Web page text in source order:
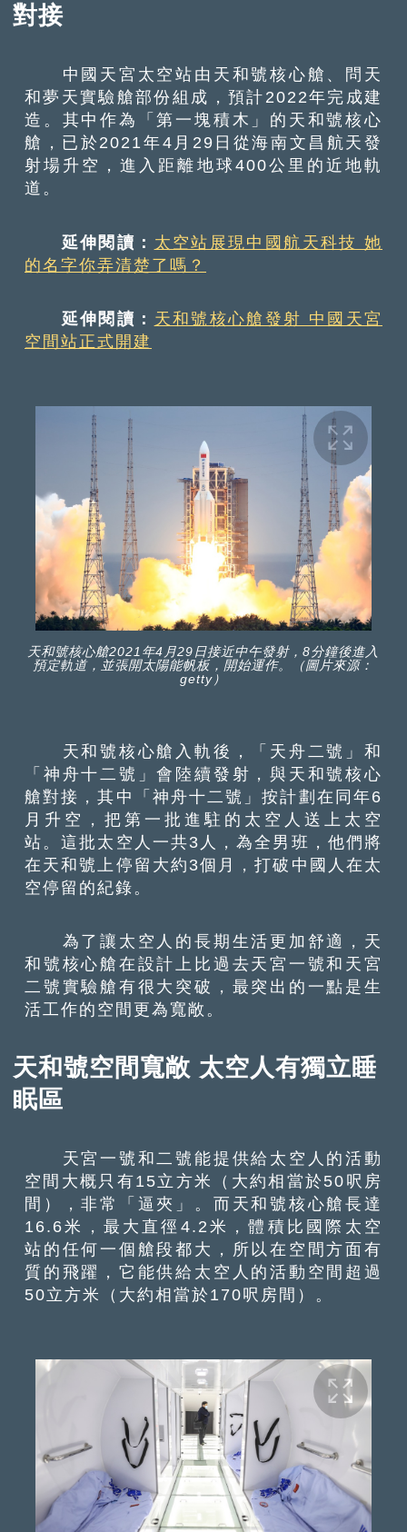
對接
中國天宮太空站由天和號核心艙、問天
和夢天實驗艙部份組成，預計2022年完成建
造。其中作為「第一塊積木」的天和號核心
艙，已於2021年4月29日從海南文昌航天發
射場升空，進入距離地球400公里的近地軌
道。
延伸閱讀： 太空站展現中國航天科技 她
的名字你弄清楚了嗎？
延伸閱讀： 天和號核心艙發射 中國天宮
空間站正式開建
天和號核心艙2021年4月29日接近中午發射，8分鐘後進入
預定軌道，並張開太陽能帆板，開始運作。（圖片來源：
getty）
天和號核心艙入軌後，「天舟二號」和
「神舟十二號」會陸續發射，與天和號核心
艙對接，其中「神舟十二號」按計劃在同年6
月升空，把第一批進駐的太空人送上太空
站。這批太空人一共3人，為全男班，他們將
在天和號上停留大約3個月，打破中國人在太
空停留的紀錄。
為了讓太空人的長期生活更加舒適，天
和號核心艙在設計上比過去天宮一號和天宮
二號實驗艙有很大突破，最突出的一點是生
活工作的空間更為寬敞。
天和號空間寬敞 太空人有獨立睡
眠區
天宮一號和二號能提供給太空人的活動
空間大概只有15立方米（大約相當於50呎房
間），非常「逼夾」。而天和號核心艙長達
16.6米，最大直徑4.2米，體積比國際太空
站的任何一個艙段都大，所以在空間方面有
質的飛躍，它能供給太空人的活動空間超過
50立方米（大約相當於170呎房間）。